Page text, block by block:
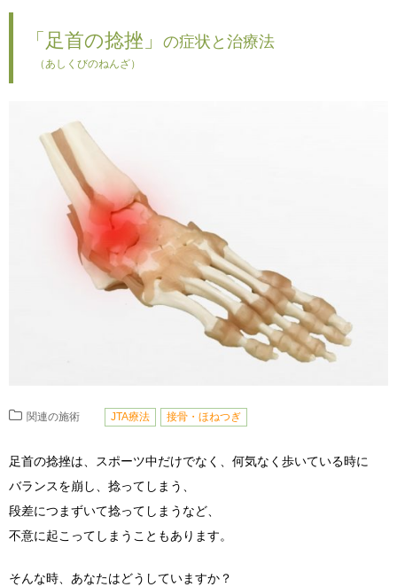
「足首の捻挫」 の症状と治療法
（あしくびのねんざ）
関連の施術 JTA療法 接骨・ほねつぎ
足首の捻挫は、スポーツ中だけでなく、何気なく歩いている時に
バランスを崩し、捻ってしまう、
段差につまずいて捻ってしまうなど、
不意に起こってしまうこともあります。
そんな時、あなたはどうしていますか？